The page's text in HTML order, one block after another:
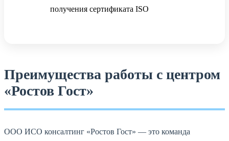
получения сертификата ISO
Преимущества работы с центром
«Ростов Гост»
ООО ИСО консалтинг «Ростов Гост» — это команда